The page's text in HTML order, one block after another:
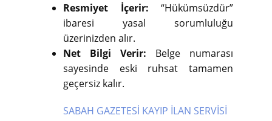
Resmiyet İçerir: “Hükümsüzdür”
ibaresi yasal sorumluluğu
üzerinizden alır.
Net Bilgi Verir: Belge numarası
sayesinde eski ruhsat tamamen
geçersiz kalır.
SABAH GAZETESİ KAYIP İLAN SERVİSİ